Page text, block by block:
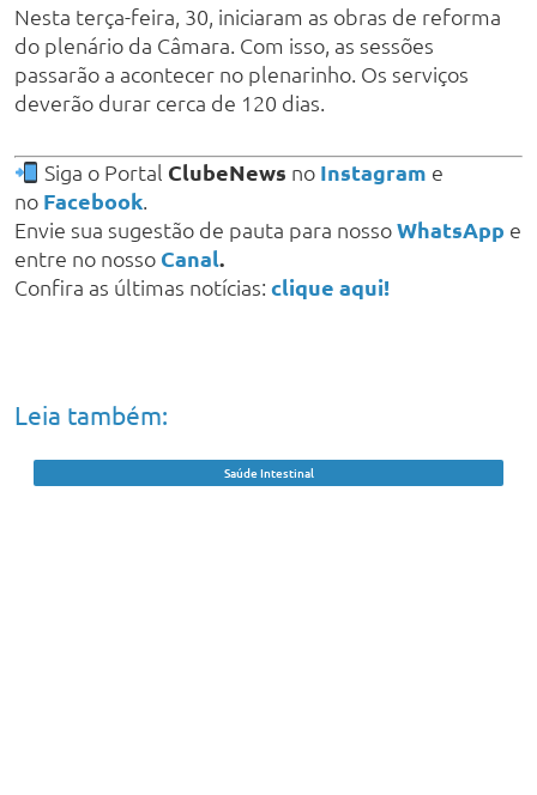
Nesta terça-feira, 30, iniciaram as obras de reforma
do plenário da Câmara. Com isso, as sessões
passarão a acontecer no plenarinho. Os serviços
deverão durar cerca de 120 dias.
Siga o Portal ClubeNews no Instagram e
no Facebook.
Envie sua sugestão de pauta para nossoWhatsApp e
entre no nosso Canal.
Confira as últimas notícias: clique aqui!
Leia também:
Saúde Intestinal